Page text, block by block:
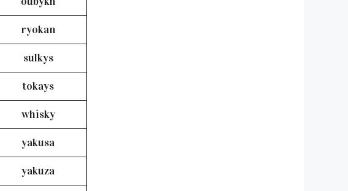
ryokan
sulkys
tokays
whisky
yakusa
yakuza